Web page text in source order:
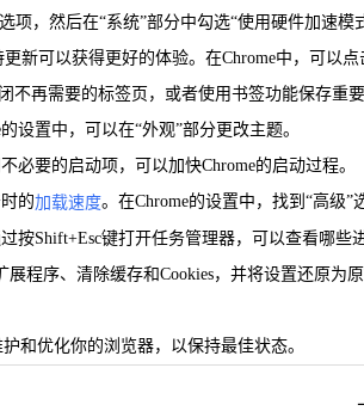
，然后在“系统”部分中勾选“使用硬件加速模
可以获得更好的体验。在Chrome中，可以点
再需要的标签页，或者使用书签功能保存重要
设置中，可以在“外观”部分更改主题。
要的启动项，可以加快Chrome的启动过程。
的加载速度。在Chrome的设置中，找到“高级”
Shift+Esc键打开任务管理器，可以查看哪些
程序、清除缓存和Cookies，并将设置还原为
和优化你的浏览器，以保持最佳状态。